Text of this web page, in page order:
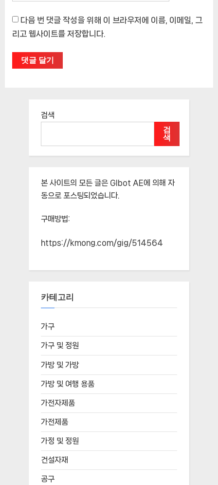
다음 번 댓글 작성을 위해 이 브라우저에 이름, 이메일, 그
리고 웹사이트를 저장합니다.
검색
검
색
본 사이트의 모든 글은 Glbot AE에 의해 자
동으로 포스팅되었습니다.
구매방법:
https://kmong.com/gig/514564
카테고리
가구
가구 및 정원
가방 및 가방
가방 및 여행 용품
가전자제품
가전제품
가정 및 정원
건설자재
공구